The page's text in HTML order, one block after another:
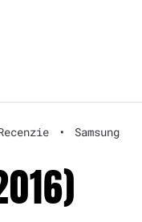
• Samsung